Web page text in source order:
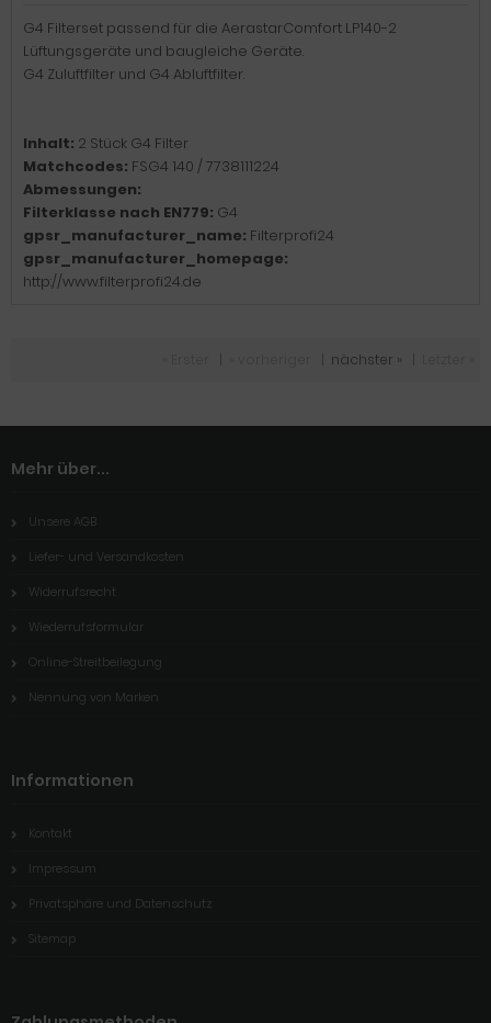
G4 Filterset passend für die AerastarComfort LP140-2
Lüftungsgeräte und baugleiche Geräte.
G4 Zuluftfilter und G4 Abluftfilter.
Inhalt: 2 Stück G4 Filter
Matchcodes: FSG4 140 / 7738111224
Abmessungen:
Filterklasse nach EN779: G4
gpsr_manufacturer_name: Filterprofi24
gpsr_manufacturer_homepage:
http://www.filterprofi24.de
nächster »
Mehr über...
Unsere AGB
Liefer- und Versandkosten
Widerrufsrecht
Wiederrufsformular
Online-Streitbeilegung
Nennung von Marken
Informationen
Kontakt
Impressum
Privatsphäre und Datenschutz
Sitemap